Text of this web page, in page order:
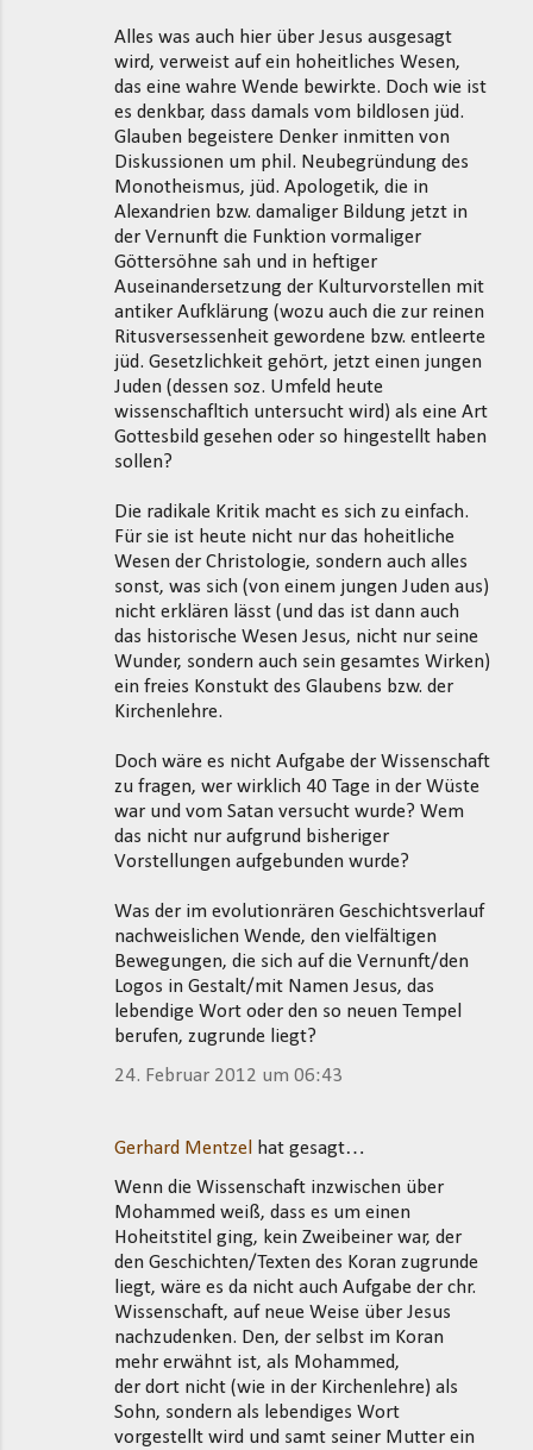
Alles was auch hier über Jesus ausgesagt
wird, verweist auf ein hoheitliches Wesen,
das eine wahre Wende bewirkte. Doch wie ist
es denkbar, dass damals vom bildlosen jüd.
Glauben begeistere Denker inmitten von
Diskussionen um phil. Neubegründung des
Monotheismus, jüd. Apologetik, die in
Alexandrien bzw. damaliger Bildung jetzt in
der Vernunft die Funktion vormaliger
Göttersöhne sah und in heftiger
Auseinandersetzung der Kulturvorstellen mit
antiker Aufklärung (wozu auch die zur reinen
Ritusversessenheit gewordene bzw. entleerte
jüd. Gesetzlichkeit gehört, jetzt einen jungen
Juden (dessen soz. Umfeld heute
wissenschafltich untersucht wird) als eine Art
Gottesbild gesehen oder so hingestellt haben
sollen?
Die radikale Kritik macht es sich zu einfach.
Für sie ist heute nicht nur das hoheitliche
Wesen der Christologie, sondern auch alles
sonst, was sich (von einem jungen Juden aus)
nicht erklären lässt (und das ist dann auch
das historische Wesen Jesus, nicht nur seine
Wunder, sondern auch sein gesamtes Wirken)
ein freies Konstukt des Glaubens bzw. der
Kirchenlehre.
Doch wäre es nicht Aufgabe der Wissenschaft
zu fragen, wer wirklich 40 Tage in der Wüste
war und vom Satan versucht wurde? Wem
das nicht nur aufgrund bisheriger
Vorstellungen aufgebunden wurde?
Was der im evolutionrären Geschichtsverlauf
nachweislichen Wende, den vielfältigen
Bewegungen, die sich auf die Vernunft/den
Logos in Gestalt/mit Namen Jesus, das
lebendige Wort oder den so neuen Tempel
berufen, zugrunde liegt?
24. Februar 2012 um 06:43
Gerhard Mentzel
hat gesagt…
Wenn die Wissenschaft inzwischen über
Mohammed weiß, dass es um einen
Hoheitstitel ging, kein Zweibeiner war, der
den Geschichten/Texten des Koran zugrunde
liegt, wäre es da nicht auch Aufgabe der chr.
Wissenschaft, auf neue Weise über Jesus
nachzudenken. Den, der selbst im Koran
mehr erwähnt ist, als Mohammed,
der dort nicht (wie in der Kirchenlehre) als
Sohn, sondern als lebendiges Wort
vorgestellt wird und samt seiner Mutter ein